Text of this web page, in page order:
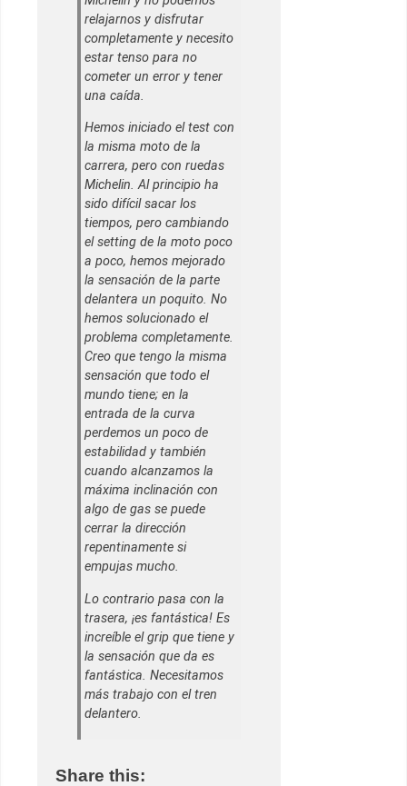
relajarnos y disfrutar
completamente y necesito
estar tenso para no
cometer un error y tener
una caída.
Hemos iniciado el test con
la misma moto de la
carrera, pero con ruedas
Michelin. Al principio ha
sido difícil sacar los
tiempos, pero cambiando
el setting de la moto poco
a poco, hemos mejorado
la sensación de la parte
delantera un poquito. No
hemos solucionado el
problema completamente.
Creo que tengo la misma
sensación que todo el
mundo tiene; en la
entrada de la curva
perdemos un poco de
estabilidad y también
cuando alcanzamos la
máxima inclinación con
algo de gas se puede
cerrar la dirección
repentinamente si
empujas mucho.
Lo contrario pasa con la
trasera, ¡es fantástica! Es
increíble el grip que tiene y
la sensación que da es
fantástica. Necesitamos
más trabajo con el tren
delantero.
Share this: